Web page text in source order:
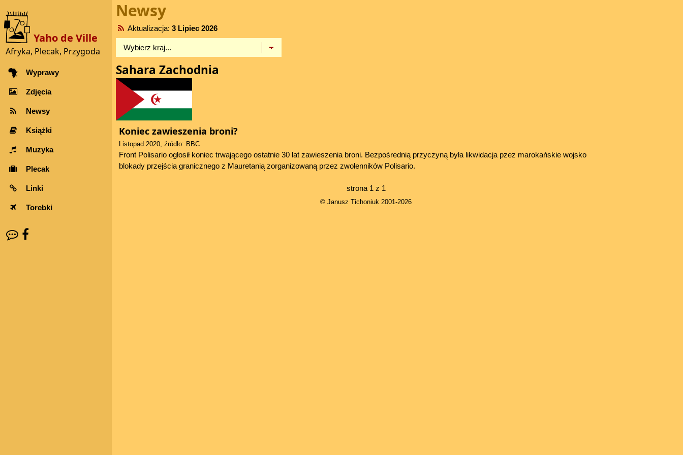
Yaho de Ville
Afryka, Plecak, Przygoda
Wyprawy
Zdjęcia
Newsy
Książki
Muzyka
Plecak
Linki
Torebki
Newsy
Aktualizacja: 3 Lipiec 2026
Sahara Zachodnia
Koniec zawieszenia broni?
Listopad 2020, źródło: BBC
Front Polisario ogłosił koniec trwającego ostatnie 30 lat zawieszenia broni. Bezpośrednią przyczyną była likwidacja pzez marokańskie wojsko
blokady przejścia granicznego z Mauretanią zorganizowaną przez zwolenników Polisario.
strona 1 z 1
© Janusz Tichoniuk 2001-2026